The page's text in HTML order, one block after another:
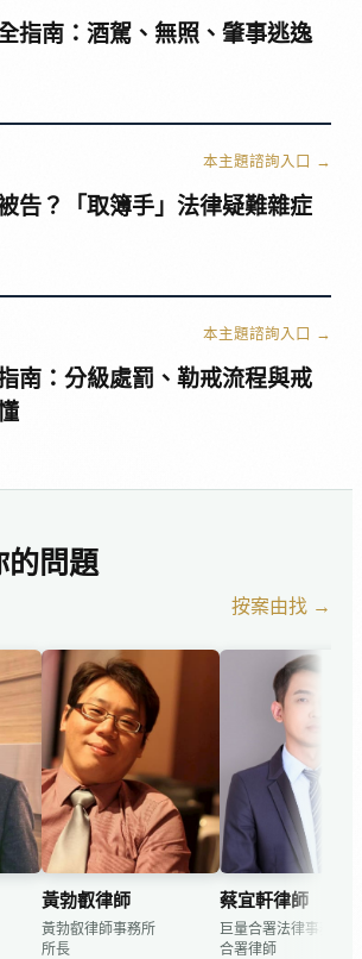
指南：酒駕、無照、肇事逃逸
本主題諮詢入口 →
告？「取簿手」法律疑難雜症
本主題諮詢入口 →
南：分級處罰、勒戒流程與戒
的問題
按案由找 →
黃勃叡律師
黃勃叡律師事務所
所長
蔡宜軒律師
巨量合署法律事務所
合署律師